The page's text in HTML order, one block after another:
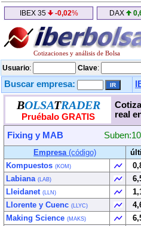
IBEX 35 -0,02% DAX
Cotizaciones y análisis de Bolsa
Usuario: Clave:
Buscar empresa:
BOLSATRADER
Pruébalo GRATIS
real
Fixing y MAB Suben:10
Empresa (código)
Kompuestos (KOM)
Labiana (LAB)
Lleidanet (LLN)
Llorente y Cuenc (LLYC)
Making Science (MAKS)